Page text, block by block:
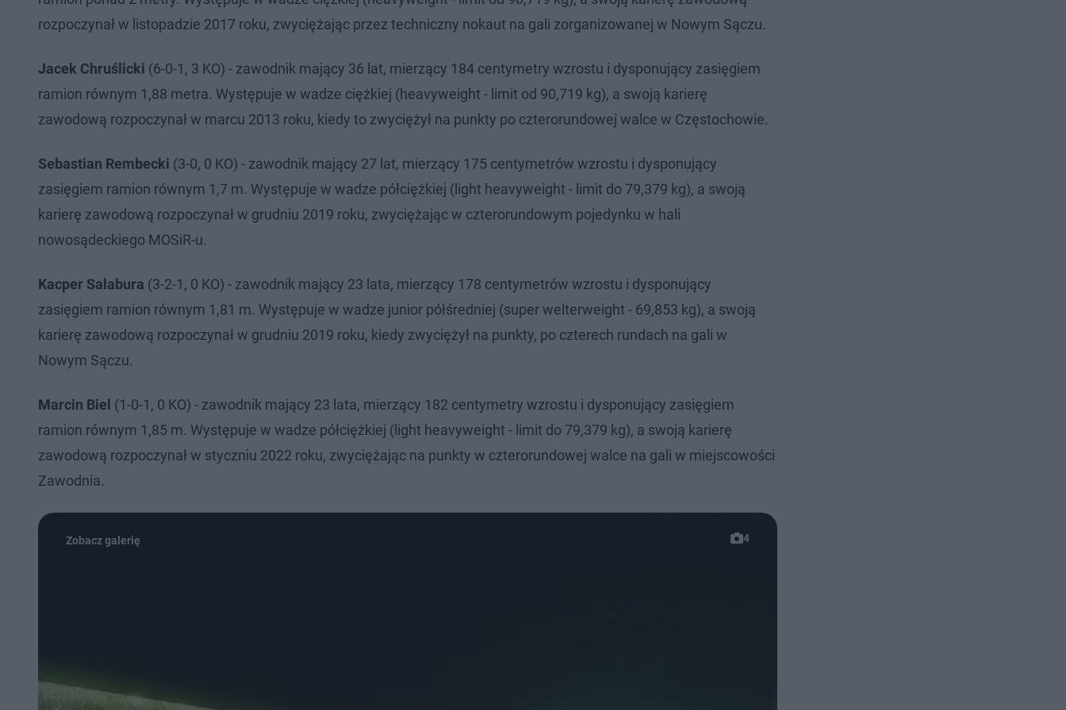
rozpoczynał w listopadzie 2017 roku, zwyciężając przez techniczny nokaut na gali zorganizowanej w Nowym Sączu.
Jacek Chruślicki (6-0-1, 3 KO) - zawodnik mający 36 lat, mierzący 184 centymetry wzrostu i dysponujący zasięgiem
ramion równym 1,88 metra. Występuje w wadze ciężkiej (heavyweight - limit od 90,719 kg), a swoją karierę
zawodową rozpoczynał w marcu 2013 roku, kiedy to zwyciężył na punkty po czterorundowej walce w Częstochowie.
Sebastian Rembecki (3-0, 0 KO) - zawodnik mający 27 lat, mierzący 175 centymetrów wzrostu i dysponujący
zasięgiem ramion równym 1,7 m. Występuje w wadze półciężkiej (light heavyweight - limit do 79,379 kg), a swoją
karierę zawodową rozpoczynał w grudniu 2019 roku, zwyciężając w czterorundowym pojedynku w hali
nowosądeckiego MOSiR-u.
Kacper Salabura (3-2-1, 0 KO) - zawodnik mający 23 lata, mierzący 178 centymetrów wzrostu i dysponujący
zasięgiem ramion równym 1,81 m. Występuje w wadze junior półśredniej (super welterweight - 69,853 kg), a swoją
karierę zawodową rozpoczynał w grudniu 2019 roku, kiedy zwyciężył na punkty, po czterech rundach na gali w
Nowym Sączu.
Marcin Biel (1-0-1, 0 KO) - zawodnik mający 23 lata, mierzący 182 centymetry wzrostu i dysponujący zasięgiem
ramion równym 1,85 m. Występuje w wadze półciężkiej (light heavyweight - limit do 79,379 kg), a swoją karierę
zawodową rozpoczynał w styczniu 2022 roku, zwyciężając na punkty w czterorundowej walce na gali w miejscowości
Zawodnia.
4